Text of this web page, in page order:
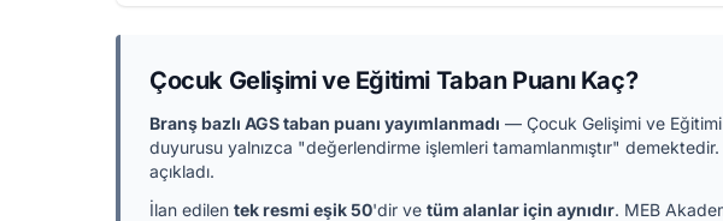
Çocuk Gelişimi ve Eğitimi Taban Puanı Kaç?
Branş bazlı AGS taban puanı yayımlanmadı — Çocuk Gelişimi ve
duyurusu yalnızca "değerlendirme işlemleri tamamlanmıştır"
açıkladı.
İlan edilen tek resmi eşik 50'dir ve tüm alanlar için aynıdır. MEB